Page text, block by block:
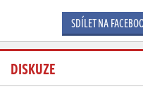
SDÍLET NA
DISKUZE